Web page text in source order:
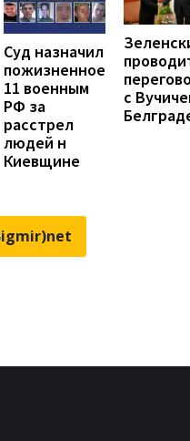
Суд назначил
пожизненное
11 военным
РФ за
расстрел
людей н
Киевщине
с